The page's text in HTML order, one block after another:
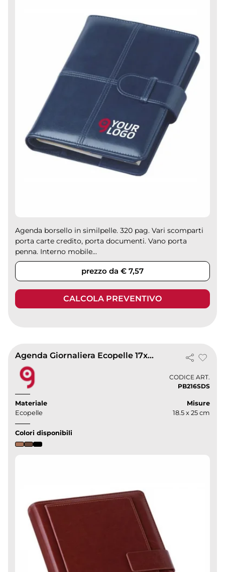
Agenda borsello in similpelle. 320 pag. Vari scomparti
porta carte credito, porta documenti. Vano porta
penna. Interno mobile...
prezzo da € 7,57
CALCOLA PREVENTIVO
Agenda Giornaliera Ecopelle 17x24 cm Multilingua Astuccio
CODICE ART.
PB216SDS
Materiale
Ecopelle
Misure
18.5 x 25 cm
Colori disponibili